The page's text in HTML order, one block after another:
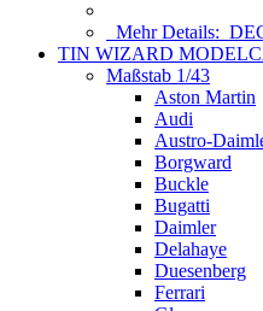
Mehr Details:
TIN WIZARD
Maßstab 1/43
Aston Martin
Audi
Austro-
Borgward
Buckle
Bugatti
Daimler
Delahaye
Duesenberg
Ferrari